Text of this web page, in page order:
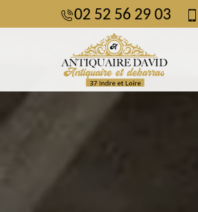
02 52 56 29 03